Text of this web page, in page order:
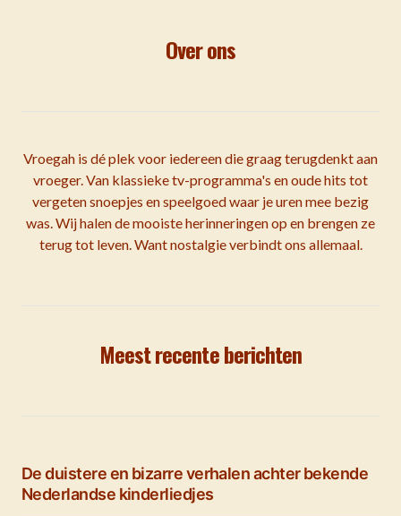
Over ons
Vroegah is dé plek voor iedereen die graag terugdenkt aan
vroeger. Van klassieke tv-programma's en oude hits tot
vergeten snoepjes en speelgoed waar je uren mee bezig
was. Wij halen de mooiste herinneringen op en brengen ze
terug tot leven. Want nostalgie verbindt ons allemaal.
Meest recente berichten
De duistere en bizarre verhalen achter bekende
Nederlandse kinderliedjes